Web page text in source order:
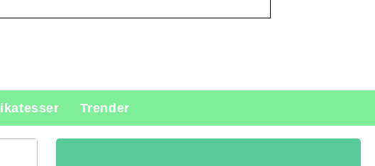
Trender